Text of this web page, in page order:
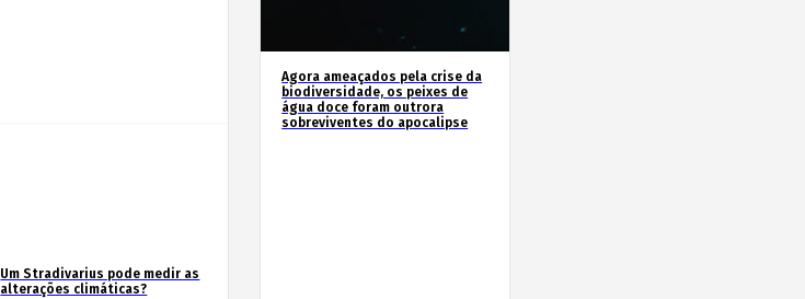
Um Stradivarius pode medir as
alterações climáticas?
Agora ameaçados pela crise da
biodiversidade, os peixes de
água doce foram outrora
sobreviventes do apocalipse